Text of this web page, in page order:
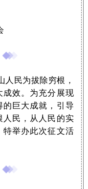
人民为拔除穷根，
效。为充分展现
巨大成就，引导
人民，从人民的实
特举办此次征文活